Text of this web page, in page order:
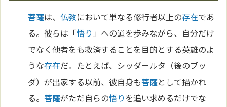
菩薩は、仏教において単なる修行者以上の存在であ
る。彼らは「悟り 」への道を歩みながら、自分だけ
でなく他者をも救済することを目的とする英雄のよ
うな存在だ。たとえば、シッダールタ（後のブッ
ダ）が出家する以前、彼自身も菩薩として描かれ
る。菩薩がただ自らの悟りを追い求めるだけでな